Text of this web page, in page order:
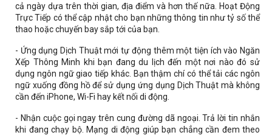
cả ngày dựa trên thời gian, địa điểm và hơn thế nữa. Hoạt Động
Trực Tiếp có thể cập nhật cho bạn những thông tin như tỷ số thể
thao hoặc chuyến bay sắp tới của bạn.
- Ứng dụng Dịch Thuật mới tự động thêm một tiện ích vào Ngăn
Xếp Thông Minh khi bạn đang du lịch đến một nơi nào đó sử
dụng ngôn ngữ giao tiếp khác. Bạn thậm chí có thể tải các ngôn
ngữ xuống đồng hồ để sử dụng ứng dụng Dịch Thuật mà không
cần đến iPhone, Wi-Fi hay kết nối di động.
- Nhận cuộc gọi ngay trên cung đường dã ngoại. Trả lời tin nhắn
khi đang chạy bộ. Mạng di động giúp bạn chẳng cần đem theo